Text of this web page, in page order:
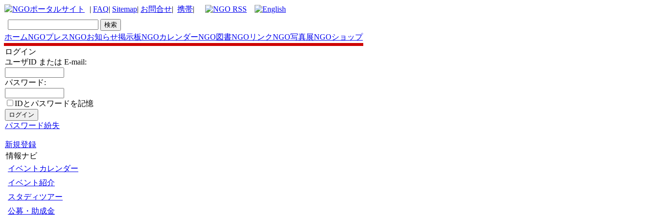
| FAQ| Sitemap| お問合せ| 携帯|
ホームNGOプレスNGOお知らせ掲示板NGOカレンダーNGO図書NGOリンクNGO写真展NGOショップ
ログイン
ユーザID または E-mail:
パスワード:
IDとパスワードを記憶
パスワード紛失
新規登録
情報ナビ
イベントカレンダー
イベント紹介
スタディツアー
公募・助成金